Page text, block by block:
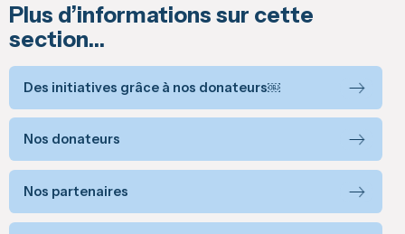
Plus d’informations sur cette
section…
Des initiatives grâce à nos donateurs￼
Nos donateurs
Nos partenaires